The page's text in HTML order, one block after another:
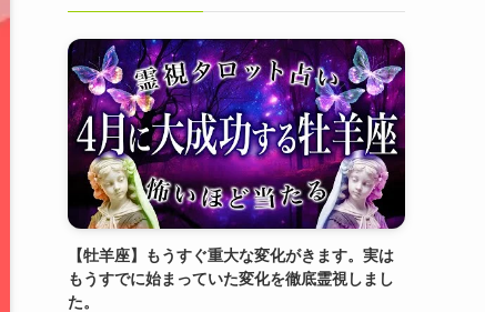
【牡羊座】もうすぐ重大な変化がきます。実は
もうすでに始まっていた変化を徹底霊視しまし
た。